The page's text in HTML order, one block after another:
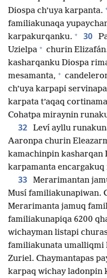
Diospa ch’uya karpanta.
familiakunaqa
karpakurqanku. + 30
Uzielpa + churin
kasharqanku Diospa
mesamanta, +
ch’uya karpapi
karpata t’aqaq
Cohatpa miraynin
32
Leví ayllu
Aaronpa churin
kamachinpin kasharqan
karpamanta encargakuq
33
Merarimantan
Musí familiakunapiwan.
Merarimanta jamuq
familiakunapiqa 6200
wichayman listapi
familiakunata
Zuriel. Chaymantapas
karpaq wichay ladonpin